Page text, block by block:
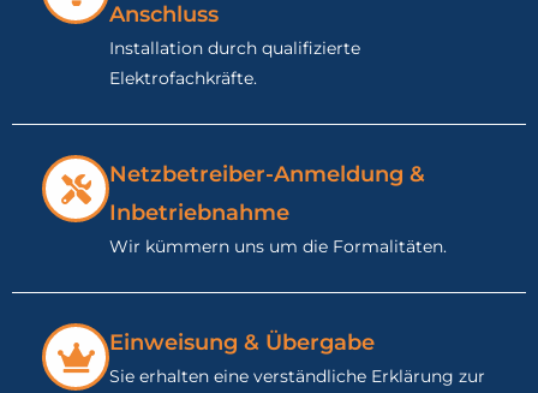
Anschluss
Installation durch qualifizierte
Elektrofachkräfte.
Netzbetreiber-Anmeldung &
Inbetriebnahme
Wir kümmern uns um die Formalitäten.
Einweisung & Übergabe
Sie erhalten eine verständliche Erklärung zur